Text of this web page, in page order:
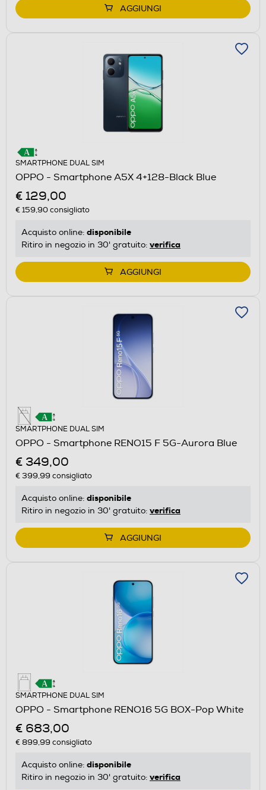
AGGIUNGI
SMARTPHONE DUAL SIM
OPPO - Smartphone A5X 4+128-Black Blue
€ 129,00
€ 159,90consigliato
Acquisto online: disponibile
Ritiro in negozio in 30' gratuito: verifica
AGGIUNGI
SMARTPHONE DUAL SIM
OPPO - Smartphone RENO15 F 5G-Aurora Blue
€ 349,00
€ 399,99 consigliato
Acquisto online: disponibile
Ritiro in negozio in 30' gratuito: verifica
AGGIUNGI
SMARTPHONE DUAL SIM
OPPO - Smartphone RENO16 5G BOX-Pop White
€ 683,00
€ 899,99 consigliato
Acquisto online: disponibile
Ritiro in negozio in 30' gratuito: verifica